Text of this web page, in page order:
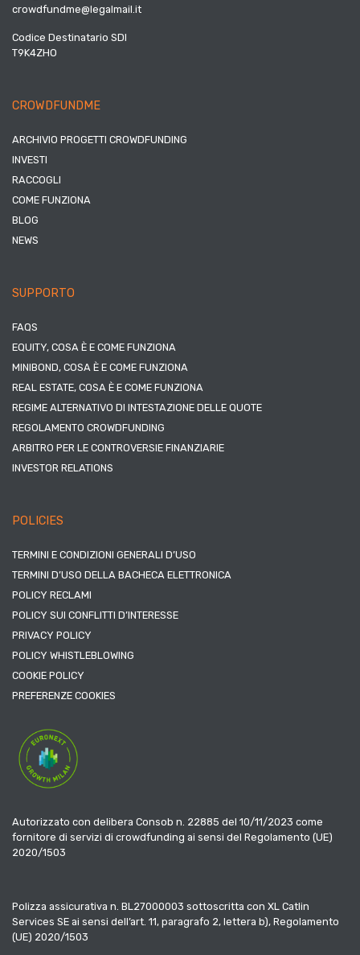
crowdfundme@legalmail.it
Codice Destinatario SDI
T9K4ZHO
CROWDFUNDME
ARCHIVIO PROGETTI CROWDFUNDING
INVESTI
RACCOGLI
COME FUNZIONA
BLOG
NEWS
SUPPORTO
FAQS
EQUITY, COSA È E COME FUNZIONA
MINIBOND, COSA È E COME FUNZIONA
REAL ESTATE, COSA È E COME FUNZIONA
REGIME ALTERNATIVO DI INTESTAZIONE DELLE QUOTE
REGOLAMENTO CROWDFUNDING
ARBITRO PER LE CONTROVERSIE FINANZIARIE
INVESTOR RELATIONS
POLICIES
TERMINI E CONDIZIONI GENERALI D’USO
TERMINI D’USO DELLA BACHECA ELETTRONICA
POLICY RECLAMI
POLICY SUI CONFLITTI D’INTERESSE
PRIVACY POLICY
POLICY WHISTLEBLOWING
COOKIE POLICY
PREFERENZE COOKIES
Autorizzato con delibera Consob n. 22885 del 10/11/2023 come
fornitore di servizi di crowdfunding ai sensi del Regolamento (UE)
2020/1503
Polizza assicurativa n. BL27000003 sottoscritta con XL Catlin
Services SE ai sensi dell’art. 11, paragrafo 2, lettera b), Regolamento
(UE) 2020/1503